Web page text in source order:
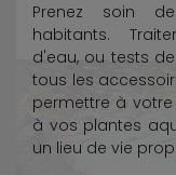
Prenez soin
habitants.
d'eau, ou tests
tous les
permettre à
à vos plantes
un lieu de vie